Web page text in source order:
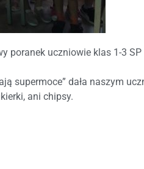
poranek uczniowie klas 1-3
supermoce” dała naszym
ani chipsy.